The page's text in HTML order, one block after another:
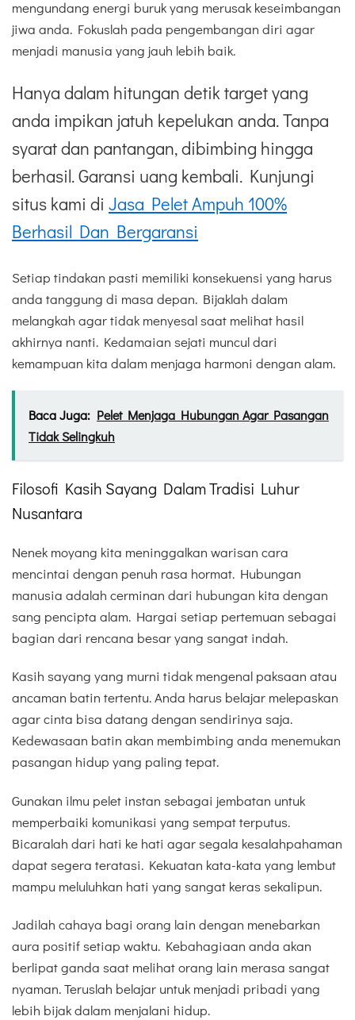
mengundang energi buruk yang merusak keseimbangan
jiwa anda. Fokuslah pada pengembangan diri agar
menjadi manusia yang jauh lebih baik.
Hanya dalam hitungan detik target yang
anda impikan jatuh kepelukan anda. Tanpa
syarat dan pantangan, dibimbing hingga
berhasil. Garansi uang kembali. Kunjungi
situs kami di Jasa Pelet Ampuh 100%
Berhasil Dan Bergaransi
Setiap tindakan pasti memiliki konsekuensi yang harus
anda tanggung di masa depan. Bijaklah dalam
melangkah agar tidak menyesal saat melihat hasil
akhirnya nanti. Kedamaian sejati muncul dari
kemampuan kita dalam menjaga harmoni dengan alam.
Baca Juga: Pelet Menjaga Hubungan Agar Pasangan
Tidak Selingkuh
Filosofi Kasih Sayang Dalam Tradisi Luhur
Nusantara
Nenek moyang kita meninggalkan warisan cara
mencintai dengan penuh rasa hormat. Hubungan
manusia adalah cerminan dari hubungan kita dengan
sang pencipta alam. Hargai setiap pertemuan sebagai
bagian dari rencana besar yang sangat indah.
Kasih sayang yang murni tidak mengenal paksaan atau
ancaman batin tertentu. Anda harus belajar melepaskan
agar cinta bisa datang dengan sendirinya saja.
Kedewasaan batin akan membimbing anda menemukan
pasangan hidup yang paling tepat.
Gunakan ilmu pelet instan sebagai jembatan untuk
memperbaiki komunikasi yang sempat terputus.
Bicaralah dari hati ke hati agar segala kesalahpahaman
dapat segera teratasi. Kekuatan kata-kata yang lembut
mampu meluluhkan hati yang sangat keras sekalipun.
Jadilah cahaya bagi orang lain dengan menebarkan
aura positif setiap waktu. Kebahagiaan anda akan
berlipat ganda saat melihat orang lain merasa sangat
nyaman. Teruslah belajar untuk menjadi pribadi yang
lebih bijak dalam menjalani hidup.